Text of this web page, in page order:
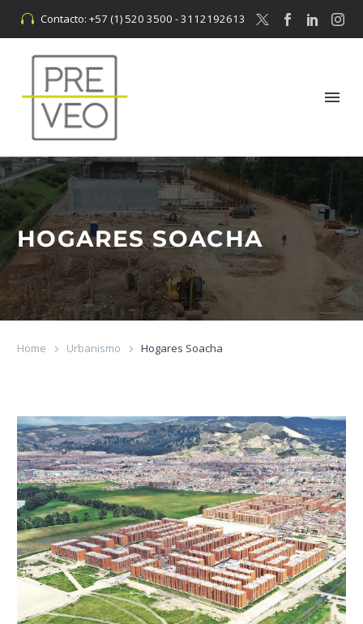

 Contacto: +57 (1) 520 3500 - 3112192613
HOGARES SOACHA
Home Urbanismo Hogares Soacha